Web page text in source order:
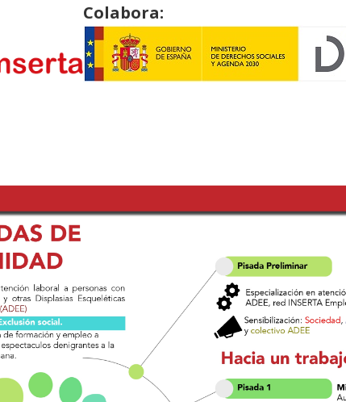
Colabora: